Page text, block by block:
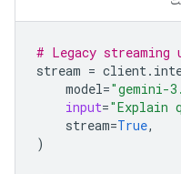
# Legacy streaming
stream = client.
model="gemini-
input="Explain
stream=True,
)